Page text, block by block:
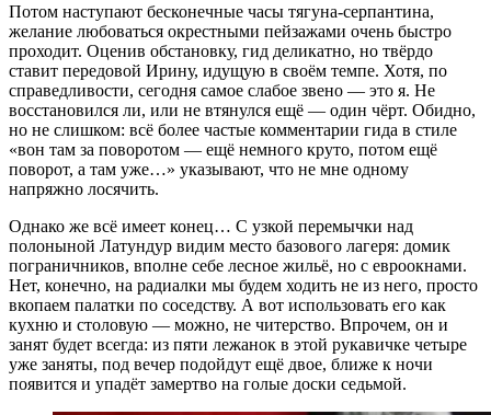
Потом наступают бесконечные часы тягуна-серпантина,
желание любоваться окрестными пейзажами очень быстро
проходит. Оценив обстановку, гид деликатно, но твёрдо
ставит передовой Ирину, идущую в своём темпе. Хотя, по
справедливости, сегодня самое слабое звено — это я. Не
восстановился ли, или не втянулся ещё — один чёрт. Обидно,
но не слишком: всё более частые комментарии гида в стиле
«вон там за поворотом — ещё немного круто, потом ещё
поворот, а там уже…» указывают, что не мне одному
напряжно лосячить.
Однако же всё имеет конец… С узкой перемычки над
полоныной Латундур видим место базового лагеря: домик
пограничников, вполне себе лесное жильё, но с евроокнами.
Нет, конечно, на радиалки мы будем ходить не из него, просто
вкопаем палатки по соседству. А вот использовать его как
кухню и столовую — можно, не читерство. Впрочем, он и
занят будет всегда: из пяти лежанок в этой рукавичке четыре
уже заняты, под вечер подойдут ещё двое, ближе к ночи
появится и упадёт замертво на голые доски седьмой.